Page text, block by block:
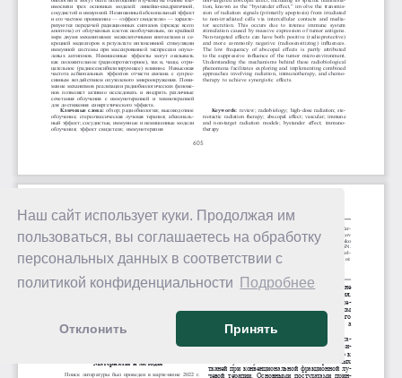
Наш сайт использует куки. Продолжая им
пользоваться, вы соглашаетесь на обработку
персональных данных в соответствии с
политикой конфиденциальности
Подробнее
Отклонить Принять